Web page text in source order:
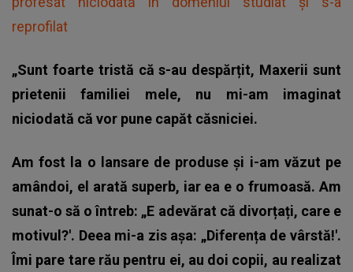
reprofilat
„Sunt foarte tristă că s-au despărțit, Maxerii sunt
prietenii familiei mele, nu mi-am imaginat
niciodată că vor pune capăt căsniciei.
Am fost la o lansare de produse și i-am văzut pe
amândoi, el arată superb, iar ea e o frumoasă. Am
sunat-o să o întreb: „E adevărat că divorțați, care e
motivul?'. Deea mi-a zis așa: „Diferența de vârstă!'.
Îmi pare tare rău pentru ei, au doi copii, au realizat